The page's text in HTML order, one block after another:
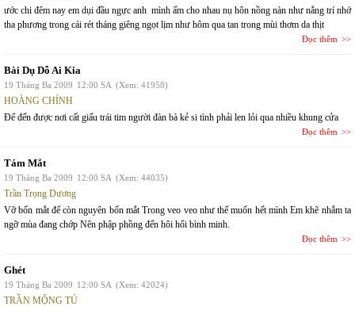
ước chi đêm nay em dụi đầu ngực anh mình ấm cho nhau nụ hôn nồng nàn như nắng trí nhớ
tha phương trong cái rét tháng giêng ngọt lịm như hôm qua tan trong mùi thơm da thịt
Đọc thêm
Bài Dụ Dỗ Ai Kia
19 Tháng Ba 2009 12:00 SA (Xem: 41958)
HOÀNG CHÍNH
Để đến được nơi cất giấu trái tim người đàn bà kẻ si tình phải len lỏi qua nhiều khung cửa
Đọc thêm
Tám Mắt
19 Tháng Ba 2009 12:00 SA (Xem: 44035)
Trần Trọng Dương
Vỡ bốn mắt để còn nguyên bốn mắt Trong veo veo như thể muốn hết mình Em khẽ nhắm ta
ngỡ mùa đang chớp Nên phập phồng đến hôi hổi bình minh.
Đọc thêm
Ghét
19 Tháng Ba 2009 12:00 SA (Xem: 42024)
TRẦN MỘNG TÚ